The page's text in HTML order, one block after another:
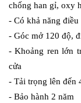
chống han gỉ, oxy
- Có khả năng
- Góc mở 120 độ,
- Khoảng ren lớn
cửa
- Tải trọng lên đến
- Bảo hành 2 năm